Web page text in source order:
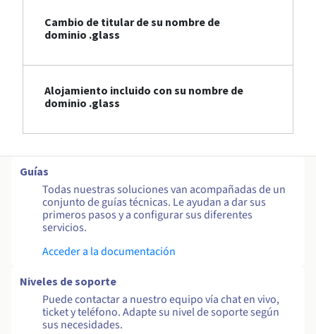
Cambio de titular de su nombre de
dominio .glass
Alojamiento incluido con su nombre de
dominio .glass
Guías
Todas nuestras soluciones van acompañadas de un
conjunto de guías técnicas. Le ayudan a dar sus
primeros pasos y a configurar sus diferentes
servicios.
Acceder a la documentación
Niveles de soporte
Puede contactar a nuestro equipo vía chat en vivo,
ticket y teléfono. Adapte su nivel de soporte según
sus necesidades.